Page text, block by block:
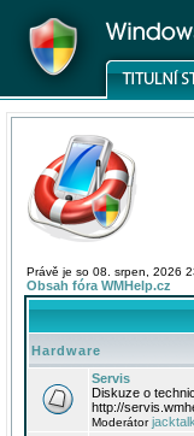
Právě je so 08. srpen, 2026
Obsah fóra WMHelp.cz
Hardware
Servis
Diskuze o
http://
Moderátor